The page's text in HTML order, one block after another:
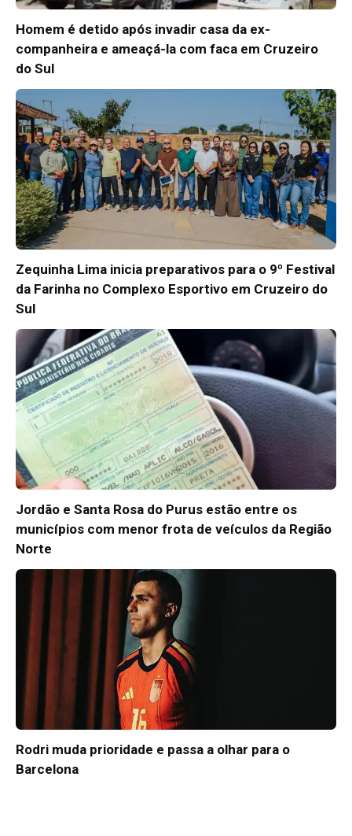
Homem é detido após invadir casa da ex-
companheira e ameaçá-la com faca em Cruzeiro
do Sul
Zequinha Lima inicia preparativos para o 9º Festival
da Farinha no Complexo Esportivo em Cruzeiro do
Sul
Jordão e Santa Rosa do Purus estão entre os
municípios com menor frota de veículos da Região
Norte
Rodri muda prioridade e passa a olhar para o
Barcelona